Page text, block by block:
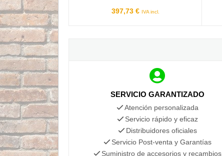
397,73 € IVA incl.
SERVICIO GARANTIZADO
Atención personalizada
Servicio rápido y eficaz
Distribuidores oficiales
Servicio Post-venta y Garantías
Suministro de accesorios y recambios